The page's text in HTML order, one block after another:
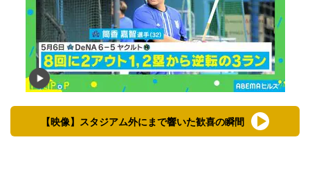
【映像】スタジアム外にまで響いた歓喜の瞬間